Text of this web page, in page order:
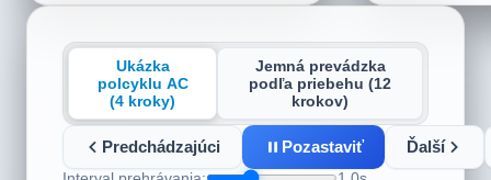
Ukázka
polcyklu AC
(4 kroky)
Jemná prevádzka
podľa priebehu (12
krokov)
Predchádzajúci Pozastaviť Ďalší